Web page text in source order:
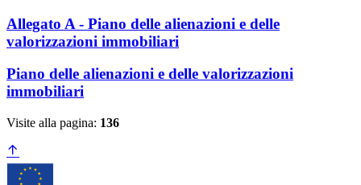
Allegato A - Piano delle alienazioni e delle
valorizzazioni immobiliari
Piano delle alienazioni e delle valorizzazioni
immobiliari
Visite alla pagina: 136